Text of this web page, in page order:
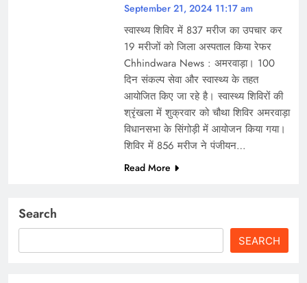
September 21, 2024 11:17 am
स्वास्थ्य शिविर में 837 मरीज का उपचार कर
19 मरीजों को जिला अस्पताल किया रेफर
Chhindwara News : अमरवाड़ा। 100
दिन संकल्प सेवा और स्वास्थ्य के तहत
आयोजित किए जा रहे है। स्वास्थ्य शिविरों की
श्रृंखला में शुक्रवार को चौथा शिविर अमरवाड़ा
विधानसभा के सिंगोड़ी में आयोजन किया गया।
शिविर में 856 मरीज ने पंजीयन…
Read More
Search
SEARCH